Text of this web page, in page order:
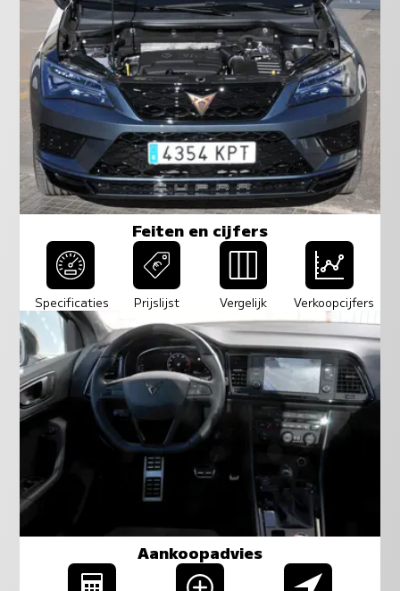
Feiten en cijfers
Specificaties Prijslijst Vergelijk Verkoopcijfers
Aankoopadvies